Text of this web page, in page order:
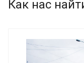
Как нас